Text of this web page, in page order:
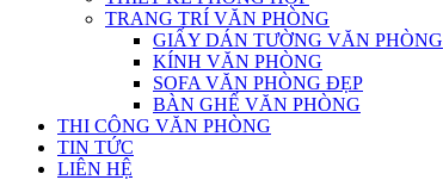
TRANG TRÍ VĂN PHÒNG
GIẤY DÁN TƯỜNG VĂN PHÒNG
KÍNH VĂN PHÒNG
SOFA VĂN PHÒNG ĐẸP
BÀN GHẾ VĂN PHÒNG
THI CÔNG VĂN PHÒNG
TIN TỨC
LIÊN HỆ